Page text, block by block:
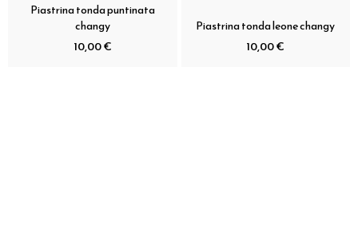
Piastrina tonda puntinata
changy
10,00 €
Piastrina tonda leone changy
10,00 €